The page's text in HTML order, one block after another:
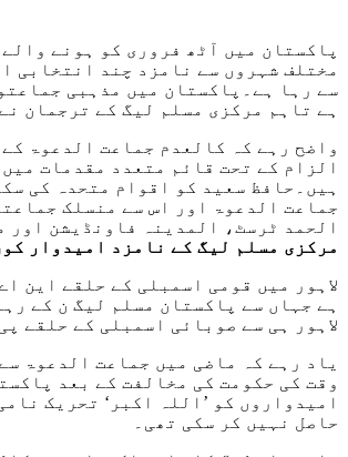
پاکستان میں آٹھ فروری کو ہونے
مختلف شہروں سے نامزد چند انتخابی
سے رہا ہے۔پاکستان میں مذہبی
ہے تاہم مرکزی مسلم لیگ کے ترجمان
واضح رہے کہ کالعدم جماعت الدعوۃ
جماعت الدعوۃ اور اس سے منسلک
الحمد ٹرسٹ، المدینہ فاونڈیشن
مرکزی مسلم لیگ کے نامزد امیدوار
ہے جہاں سے پاکستان مسلم لیگ ن کے
لاہور ہی سے صوبائی اسمبلی کے حلقے پی پی 162 سے مرکزی مسلم لیگ کے ٹکٹ پر الیکشن لڑ
وقت کی حکومت کی مخالفت کے بعد
امیدواروں کو ’اللہ اکبر‘ تحریک
حاصل نہیں کر سکی تھی۔